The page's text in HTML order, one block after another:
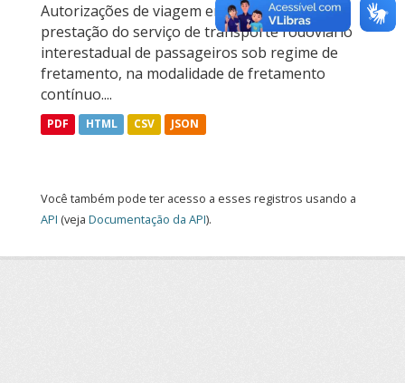
Autorizações de viagem emitidas para a
prestação do serviço de transporte rodoviário
interestadual de passageiros sob regime de
fretamento, na modalidade de fretamento
contínuo....
PDF HTML CSV JSON
Você também pode ter acesso a esses registros usando a
API (veja Documentação da API).